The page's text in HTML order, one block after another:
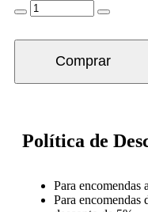
Comprar
Política de
Para encomendas
Para encomendas